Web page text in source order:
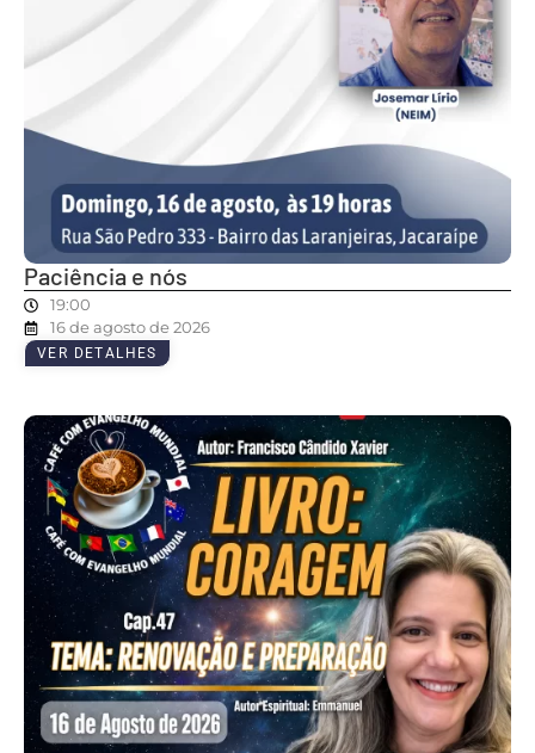
Paciência e nós
19:00
16 de agosto de 2026
VER DETALHES